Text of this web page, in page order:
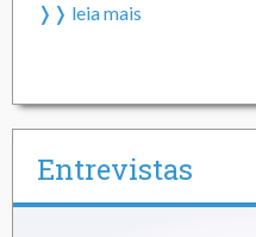
❭❭ leia mais
Entrevistas